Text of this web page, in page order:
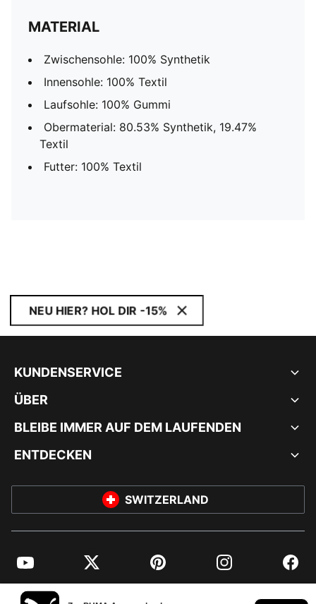
MATERIAL
Zwischensohle: 100% Synthetik
Innensohle: 100% Textil
Laufsohle: 100% Gummi
Obermaterial: 80.53% Synthetik, 19.47%
Textil
Futter: 100% Textil
NEU HIER? HOL DIR -15%
KUNDENSERVICE
ÜBER
BLEIBE IMMER AUF DEM LAUFENDEN
ENTDECKEN
SWITZERLAND
YouTube Twitter Pinterest Instagram
© PUMA EUROPE GMBH, 2026. ALLE RECHTE VORBEHALTEN